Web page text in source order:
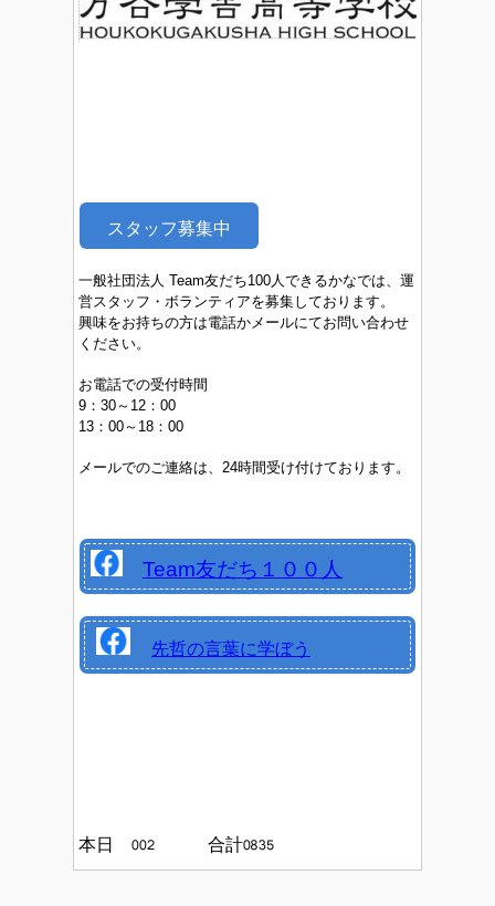
スタッフ募集中
一般社団法人 Team友だち100人できるかなでは、運
営スタッフ・ボランティアを募集しております。
興味をお持ちの方は電話かメールにてお問い合わせ
ください。
お電話での受付時間
9：30～12：00
13：00～18：00
メールでのご連絡は、24時間受け付けております。
Team友だち１００人
先哲の言葉に学ぼう
本日 合計